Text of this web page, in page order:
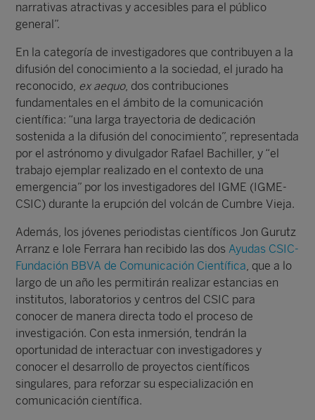
narrativas atractivas y accesibles para el público
general”.
En la categoría de investigadores que contribuyen a la
difusión del conocimiento a la sociedad, el jurado ha
reconocido, ex aequo, dos contribuciones
fundamentales en el ámbito de la comunicación
científica: “una larga trayectoria de dedicación
sostenida a la difusión del conocimiento”, representada
por el astrónomo y divulgador Rafael Bachiller, y “el
trabajo ejemplar realizado en el contexto de una
emergencia” por los investigadores del IGME (IGME-
CSIC) durante la erupción del volcán de Cumbre Vieja.
Además, los jóvenes periodistas científicos Jon Gurutz
Arranz e Iole Ferrara han recibido las dosAyudas CSIC-
Fundación BBVA de Comunicación Científica, que a lo
largo de un año les permitirán realizar estancias en
institutos, laboratorios y centros del CSIC para
conocer de manera directa todo el proceso de
investigación. Con esta inmersión, tendrán la
oportunidad de interactuar con investigadores y
conocer el desarrollo de proyectos científicos
singulares, para reforzar su especialización en
comunicación científica.